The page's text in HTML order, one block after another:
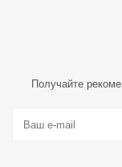
Получайте